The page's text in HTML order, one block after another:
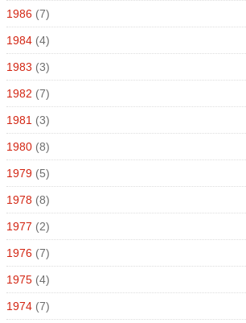
1986 (7)
1984 (4)
1983 (3)
1982 (7)
1981 (3)
1980 (8)
1979 (5)
1978 (8)
1977 (2)
1976 (7)
1975 (4)
1974 (7)